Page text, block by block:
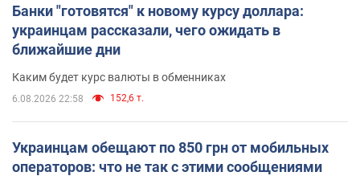
Банки "готовятся" к новому курсу доллара:
украинцам рассказали, чего ожидать в
ближайшие дни
Каким будет курс валюты в обменниках
6.08.2026 22:58 152,6 т.
Украинцам обещают по 850 грн от мобильных
операторов: что не так с этими сообщениями